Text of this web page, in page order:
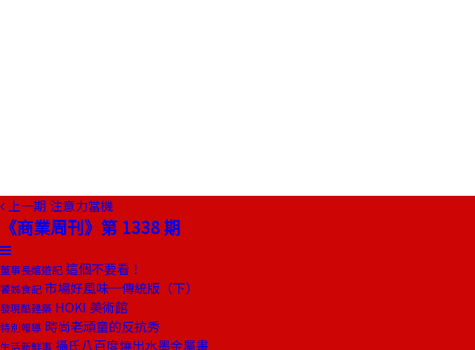
上一期 注意力當機
《商業周刊》第 1338 期
董事長嬉遊記 這個不要看！
饕姊食記 市場好風味─傳統版（下）
發現酷建築 HOKI 美術館
特別報導 時尚老頑童的反抗秀
生活新鮮事 攝氏八百度燒出水墨金屬畫